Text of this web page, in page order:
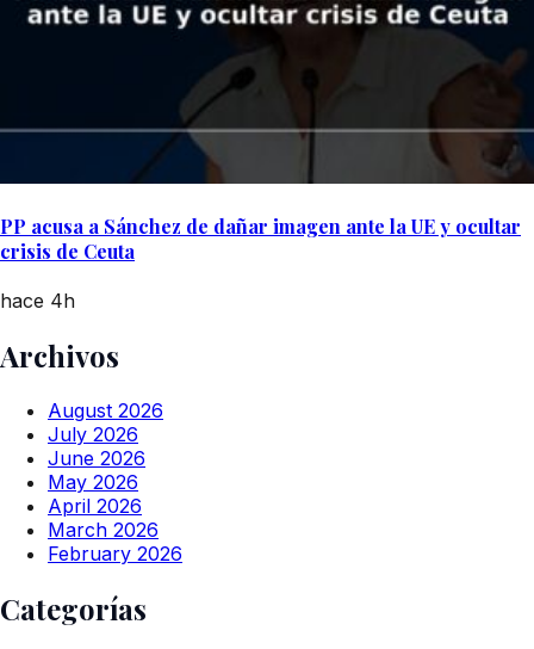
PP acusa a Sánchez de dañar imagen ante la UE y ocultar
crisis de Ceuta
hace 4h
Archivos
August 2026
July 2026
June 2026
May 2026
April 2026
March 2026
February 2026
Categorías